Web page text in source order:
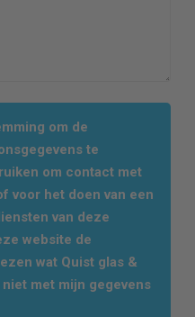
om de
te
om contact met
voor het doen van een
van deze
website de
wat Quist glas &
met mijn gegevens